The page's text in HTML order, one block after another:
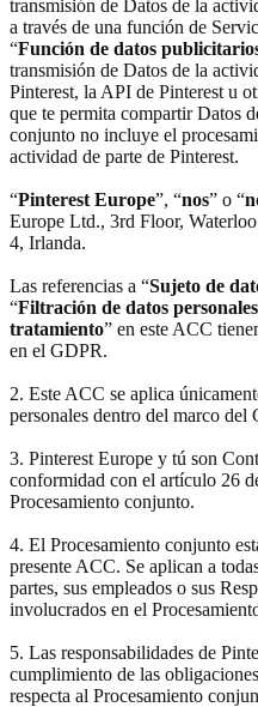
transmisión de Datos de la
a través de una función de
“Función de datos
transmisión de Datos de la
Pinterest, la API de Pinterest u
que te permita compartir Datos
conjunto no incluye el
actividad de parte de Pinterest.
“Pinterest Europe”, “nos” o “
Europe Ltd., 3rd Floor,
4, Irlanda.
Las referencias a “Sujeto de
“Filtración de datos personales
tratamiento” en este ACC
en el GDPR.
2. Este ACC se aplica
personales dentro del marco del
3. Pinterest Europe y tú son
conformidad con el artículo 26
Procesamiento conjunto.
4. El Procesamiento conjunto
presente ACC. Se aplican a
partes, sus empleados o sus
involucrados en el
5. Las responsabilidades de
cumplimiento de las
respecta al Procesamiento